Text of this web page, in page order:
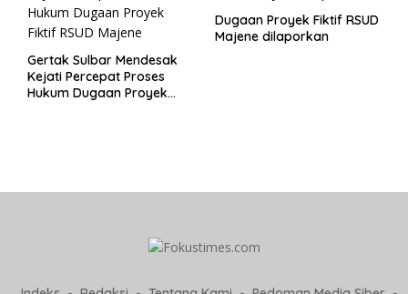
Gertak Sulbar Mendesak
Kejati Percepat Proses
Hukum Dugaan Proyek
Dugaan Proyek Fiktif RSUD
Majene dilaporkan